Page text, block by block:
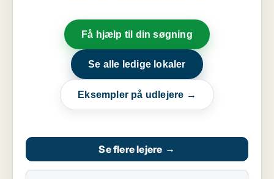
Få hjælp til din søgning
Se alle ledige lokaler
Eksempler på udlejere →
Se flere lejere →